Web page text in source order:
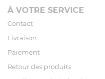
À VOTRE SERVICE
Contact
Livraison
Paiement
Retour des produits